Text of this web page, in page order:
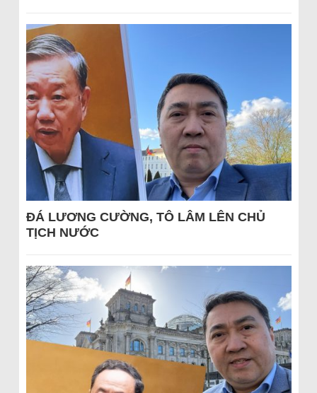
ĐÁ LƯƠNG CƯỜNG, TÔ LÂM LÊN CHỦ
TỊCH NƯỚC